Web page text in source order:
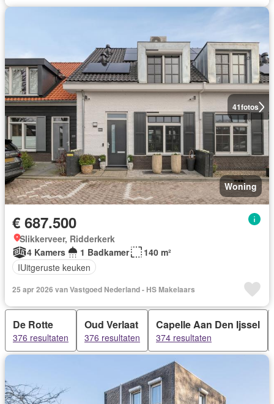
41fotos
Woning
€ 687.500
Slikkerveer, Ridderkerk
4 Kamers
1 Badkamer
140 m²
IUitgeruste keuken
25 apr 2026 van Vastgoed Nederland - HS Makelaars
De Rotte
376 resultaten
Oud Verlaat
376 resultaten
Capelle Aan Den Ijssel
374 resultaten